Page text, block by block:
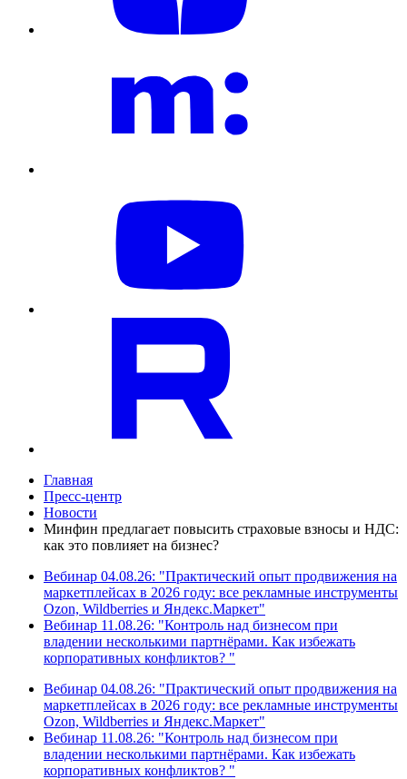
Главная
Пресс-центр
Новости
Минфин предлагает повысить страховые взносы и НДС:
как это повлияет на бизнес?
Вебинар 04.08.26: "Практический опыт продвижения на
маркетплейсах в 2026 году: все рекламные инструменты
Ozon, Wildberries и Яндекс.Маркет"
Вебинар 11.08.26: "Контроль над бизнесом при
владении несколькими партнёрами. Как избежать
корпоративных конфликтов? "
Вебинар 04.08.26: "Практический опыт продвижения на
маркетплейсах в 2026 году: все рекламные инструменты
Ozon, Wildberries и Яндекс.Маркет"
Вебинар 11.08.26: "Контроль над бизнесом при
владении несколькими партнёрами. Как избежать
корпоративных конфликтов? "